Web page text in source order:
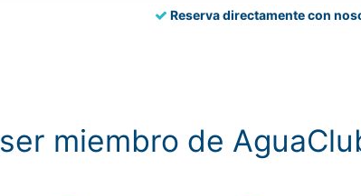
Reserva directamente con
ser miembro de